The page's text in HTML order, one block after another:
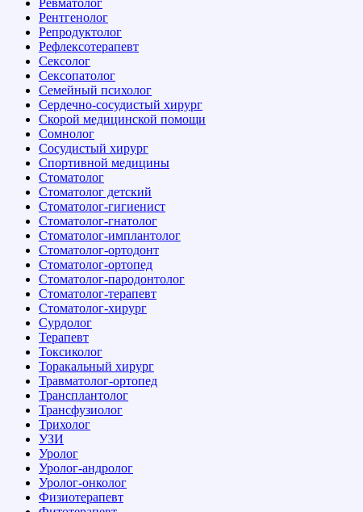
Ревматолог
Рентгенолог
Репродуктолог
Рефлексотерапевт
Сексолог
Сексопатолог
Семейный психолог
Сердечно-сосудистый хирург
Скорой медицинской помощи
Сомнолог
Сосудистый хирург
Спортивной медицины
Стоматолог
Стоматолог детский
Стоматолог-гигиенист
Стоматолог-гнатолог
Стоматолог-имплантолог
Стоматолог-ортодонт
Стоматолог-ортопед
Стоматолог-пародонтолог
Стоматолог-терапевт
Стоматолог-хирург
Сурдолог
Терапевт
Токсиколог
Торакальный хирург
Травматолог-ортопед
Трансплантолог
Трансфузиолог
Трихолог
УЗИ
Уролог
Уролог-андролог
Уролог-онколог
Физиотерапевт